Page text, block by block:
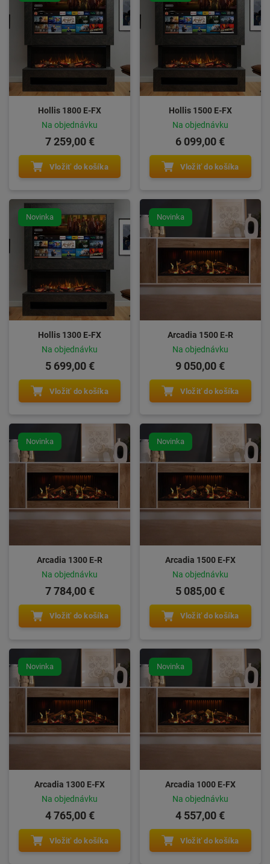
Hollis 1800 E-FX
Na objednávku
7 259,00 €
Vložiť do košíka
Hollis 1500 E-FX
Na objednávku
6 099,00 €
Vložiť do košíka
Novinka
Hollis 1300 E-FX
Na objednávku
5 699,00 €
Vložiť do košíka
Novinka
Arcadia 1500 E-R
Na objednávku
9 050,00 €
Vložiť do košíka
Novinka
Arcadia 1300 E-R
Na objednávku
7 784,00 €
Vložiť do košíka
Novinka
Arcadia 1500 E-FX
Na objednávku
5 085,00 €
Vložiť do košíka
Novinka
Arcadia 1300 E-FX
Na objednávku
4 765,00 €
Vložiť do košíka
Novinka
Arcadia 1000 E-FX
Na objednávku
4 557,00 €
Vložiť do košíka